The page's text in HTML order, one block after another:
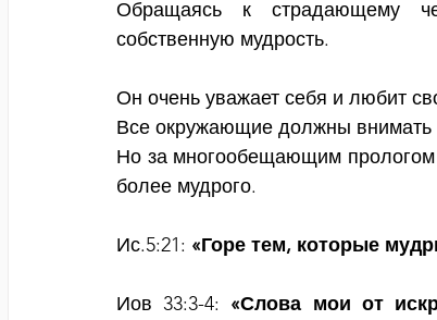
Обращаясь к страдающему
собственную мудрость.
Он очень уважает себя и любит
Все окружающие должны внимать
Но за многообещающим прологом
более мудрого.
Ис.5:21: «Горе тем, которые
Иов 33:3-4: «Слова мои от